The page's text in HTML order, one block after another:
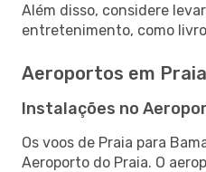
Além disso, considere
entretenimento, como
Aeroportos em
Instalações no
Os voos de Praia para
Aeroporto do Praia. O